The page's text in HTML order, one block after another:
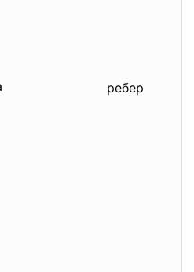
ребер